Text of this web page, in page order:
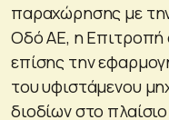
παραχώρησης με
Οδό ΑΕ, η Επιτροπή
επίσης την
του υφιστάμενου
διοδίων στο